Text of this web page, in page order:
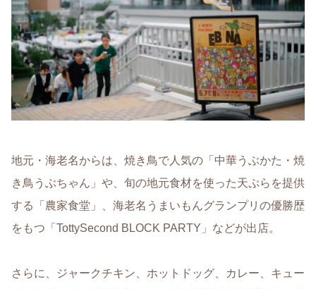
地元・海老名からは、焼き鳥で人気の「中華うぶかた・焼
き鳥うぶちゃん」や、旬の地元食材を使った天ぷらを提供
する「農家食堂」、海老名うまいもんグランプリの優勝歴
をもつ「TottySecond BLOCK PARTY」などが出店。
さらに、ジャークチキン、ホットドッグ、カレー、キュー